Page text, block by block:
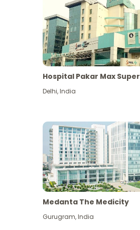
Hospital Pakar Max Super
Delhi,India
Medanta The Medicity
Gurugram,India